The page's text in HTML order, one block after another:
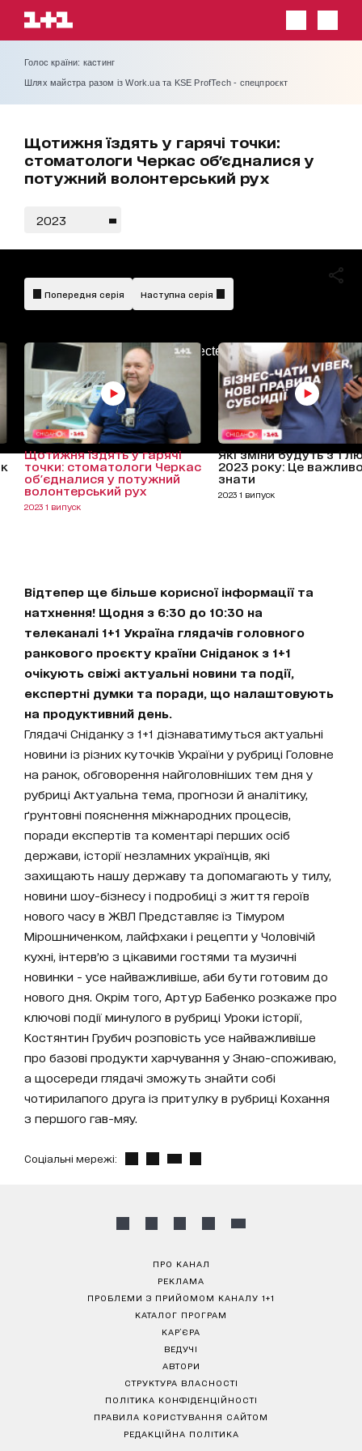
Голос країни: кастинг
Шлях майстра разом із Work.ua та KSE ProfTech - спецпроєкт
Щотижня їздять у гарячі точки:
стоматологи Черкас об'єдналися у
потужний волонтерський рух
2023
AdBlockDetected!
Попередня серія Наступна серія
Щотижня їздять у гарячі
точки: стоматологи Черкас
об'єдналися у потужний
волонтерський рух
2023 1 випуск
Які зміни будуть з 1
2023 року: Це
знати
2023 1 випуск
Відтепер ще більше корисної інформації та
натхнення! Щодня з 6:30 до 10:30 на
телеканалі 1+1 Україна глядачів головного
ранкового проєкту країни Сніданок з 1+1
очікують свіжі актуальні новини та події,
експертні думки та поради, що налаштовують
на продуктивний день.
Глядачі Сніданку з 1+1 дізнаватимуться актуальні
новини із різних куточків України у рубриці Головне
на ранок, обговорення найголовніших тем дня у
рубриці Актуальна тема, прогнози й аналітику,
ґрунтовні пояснення міжнародних процесів,
поради експертів та коментарі перших осіб
держави, історії незламних українців, які
захищають нашу державу та допомагають у тилу,
новини шоу-бізнесу і подробиці з життя героїв
нового часу в ЖВЛ Представляє із Тімуром
Мірошниченком, лайфхаки і рецепти у Чоловічій
кухні, інтерв’ю з цікавими гостями та музичні
новинки - усе найважливіше, аби бути готовим до
нового дня. Окрім того, Артур Бабенко розкаже про
ключові події минулого в рубриці Уроки історії,
Костянтин Грубич розповість усе найважливіше
про базові продукти харчування у Знаю-споживаю,
а щосереди глядачі зможуть знайти собі
чотирилапого друга із притулку в рубриці Кохання
з першого гав-мяу.
Соціальні мережі:
ПРО КАНАЛ
РЕКЛАМА
ПРОБЛЕМИ З ПРИЙОМОМ КАНАЛУ 1+1
КАТАЛОГ ПРОГРАМ
КАР’ЄРА
ВЕДУЧІ
АВТОРИ
СТРУКТУРА ВЛАСНОСТІ
ПОЛІТИКА КОНФІДЕНЦІЙНОСТІ
ПРАВИЛА КОРИСТУВАННЯ САЙТОМ
РЕДАКЦІЙНА ПОЛІТИКА